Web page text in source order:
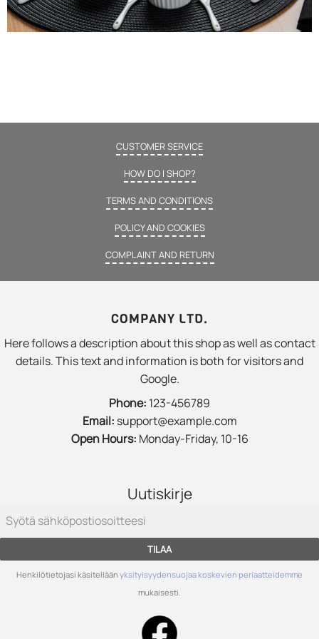
CUSTOMER SERVICE
HOW DO I SHOP?
TERMS AND CONDITIONS
POLICY AND COOKIES
COMPLAINT AND RETURN
COMPANY LTD.
Here follows a description about this shop as well as contact
details. This text and information is both for visitors and
Google.
Phone: 123-456789
Email: support@example.com
Open Hours: Monday-Friday, 10-16
Uutiskirje
TILAA
Henkilötietojasi käsitellään yksityisyydensuojaa koskevien periaatteidemme
mukaisesti.